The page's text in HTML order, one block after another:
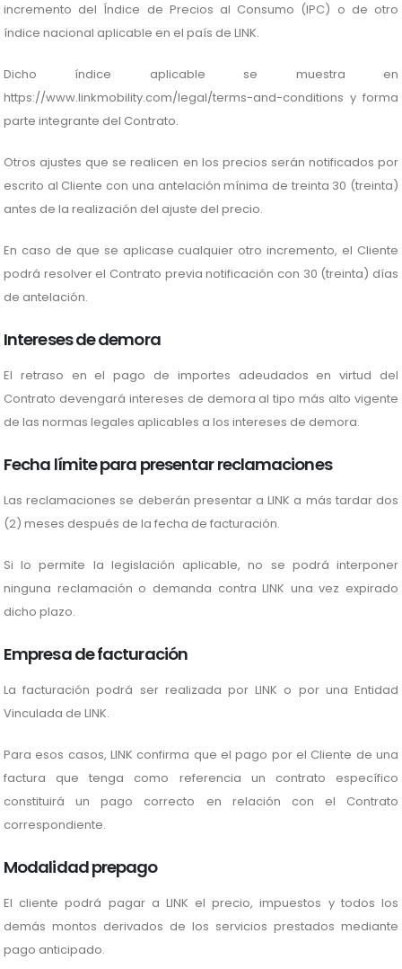
incremento del Índice de Precios al Consumo (IPC) o de otro
índice nacional aplicable en el país de LINK.
Dicho índice aplicable se muestra en
https://www.linkmobility.com/legal/terms-and-conditions y forma
parte integrante del Contrato.
Otros ajustes que se realicen en los precios serán notificados por
escrito al Cliente con una antelación mínima de treinta 30 (treinta)
antes de la realización del ajuste del precio.
En caso de que se aplicase cualquier otro incremento, el Cliente
podrá resolver el Contrato previa notificación con 30 (treinta) días
de antelación.
Intereses de demora
El retraso en el pago de importes adeudados en virtud del
Contrato devengará intereses de demora al tipo más alto vigente
de las normas legales aplicables a los intereses de demora.
Fecha límite para presentar reclamaciones
Las reclamaciones se deberán presentar a LINK a más tardar dos
(2) meses después de la fecha de facturación.
Si lo permite la legislación aplicable, no se podrá interponer
ninguna reclamación o demanda contra LINK una vez expirado
dicho plazo.
Empresa de facturación
La facturación podrá ser realizada por LINK o por una Entidad
Vinculada de LINK.
Para esos casos, LINK confirma que el pago por el Cliente de una
factura que tenga como referencia un contrato específico
constituirá un pago correcto en relación con el Contrato
correspondiente.
Modalidad prepago
El cliente podrá pagar a LINK el precio, impuestos y todos los
demás montos derivados de los servicios prestados mediante
pago anticipado.